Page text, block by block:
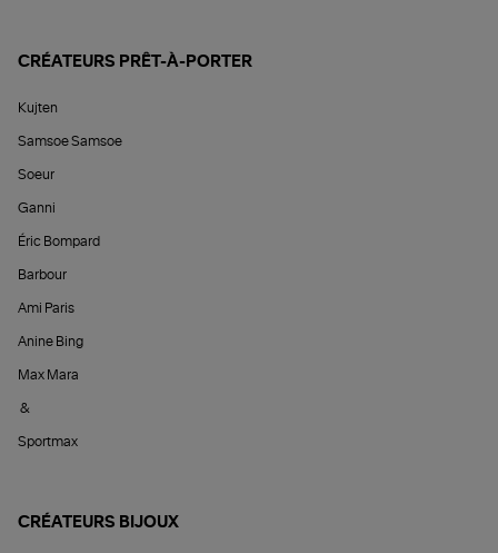
CRÉATEURS PRÊT-À-PORTER
Kujten
Samsoe Samsoe
Soeur
Ganni
Éric Bompard
Barbour
Ami Paris
Anine Bing
Max Mara
&
Sportmax
CRÉATEURS BIJOUX